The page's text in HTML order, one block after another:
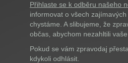
Přihlaste se k odběru našeho
informovat o všech
chystáme. A slibujeme, že
občas, abychom nezahltili
Pokud se vám zpravodaj
kdykoli odhlásit.